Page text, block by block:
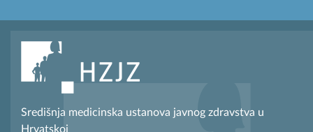
Središnja medicinska ustanova javnog zdravstva u
Hrvatskoj